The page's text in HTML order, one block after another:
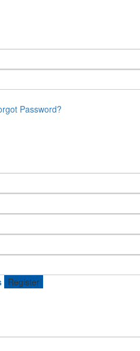
Password?
Register